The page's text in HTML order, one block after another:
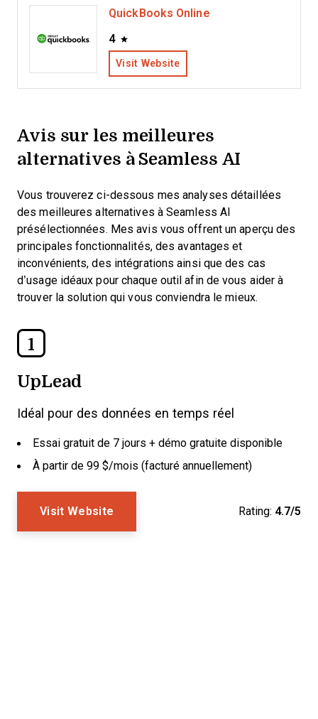
QuickBooks Online
4
Visit Website
Avis sur les meilleures
alternatives à Seamless AI
Vous trouverez ci-dessous mes analyses détaillées
des meilleures alternatives à Seamless AI
présélectionnées. Mes avis vous offrent un aperçu des
principales fonctionnalités, des avantages et
inconvénients, des intégrations ainsi que des cas
d’usage idéaux pour chaque outil afin de vous aider à
trouver la solution qui vous conviendra le mieux.
1
UpLead
Idéal pour des données en temps réel
Essai gratuit de 7 jours + démo gratuite disponible
À partir de 99 $/mois (facturé annuellement)
Visit Website Rating: 4.7/5